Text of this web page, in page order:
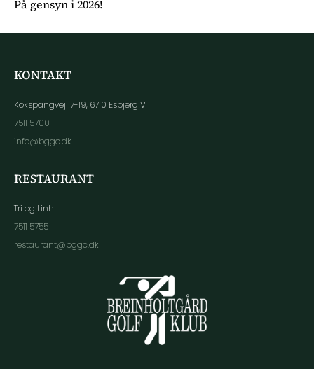
På gensyn i 2026!
KONTAKT
Kokspangvej 17-19, 6710 Esbjerg V
7511 5700
info@bggc.dk
RESTAURANT
Tri og Linh
7511 5755
restaurant@bggc.dk